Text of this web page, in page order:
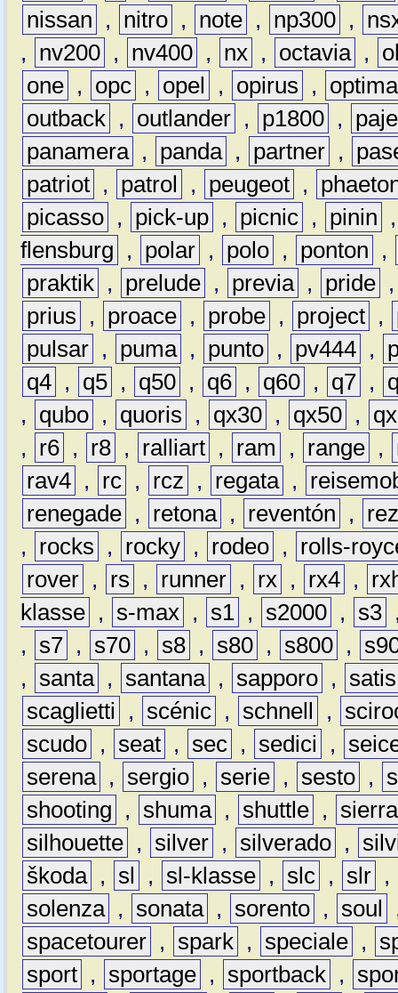
nissan
, nitro , note , np300 ,
,
nv200 , nv400 , nx , octavia ,
one , opc , opel , opirus ,
optima
outback , outlander , p1800 ,
panamera , panda , partner ,
patriot , patrol , peugeot ,
picasso , pick-up , picnic , pinin
flensburg
, polar , polo , ponton
,
praktik , prelude , previa , pride
prius
, proace , probe , project ,
pulsar , puma , punto , pv444 ,
q4 , q5 , q50 , q6 , q60 , q7 ,
,
qubo , quoris , qx30 , qx50 ,
,
r6 , r8 , ralliart , ram , range ,
rav4 , rc , rcz , regata ,
renegade , retona , reventón ,
,
rocks , rocky , rodeo ,
rolls-
rover , rs , runner , rx , rx4 ,
klasse , s-max , s1 , s2000 , s3
,
s7 , s70 , s8 , s80 , s800 ,
,
santa , santana , sapporo ,
satis
scaglietti
, scénic , schnell ,
scudo , seat , sec , sedici ,
serena , sergio , serie , sesto ,
shooting
, shuma , shuttle ,
sierra
silhouette , silver , silverado ,
škoda , sl , sl-klasse , slc , slr ,
solenza , sonata , sorento , soul
spacetourer , spark , speciale ,
sport , sportage , sportback ,